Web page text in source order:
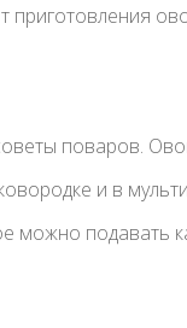
приготовления
поваров.
и в
можно подавать